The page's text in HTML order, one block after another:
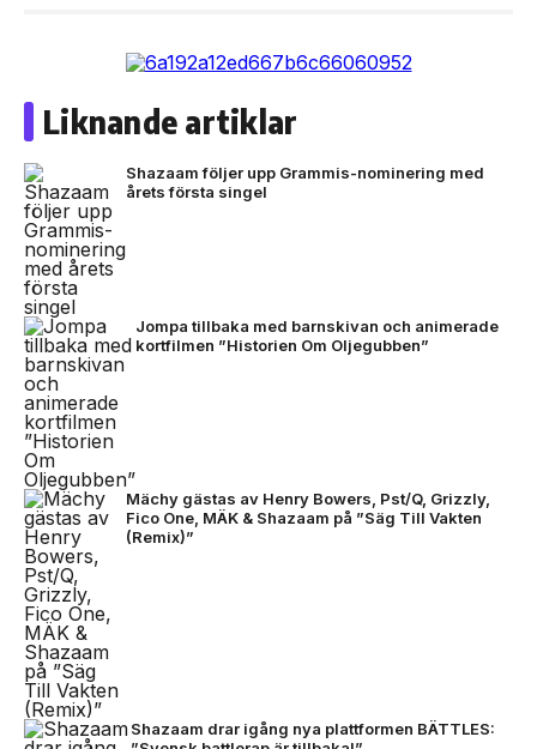
Liknande artiklar
Shazaam följer upp Grammis-nominering med
årets första singel
Jompa tillbaka med barnskivan och animerade
kortfilmen ”Historien Om Oljegubben”
Mächy gästas av Henry Bowers, Pst/Q, Grizzly,
Fico One, MÄK & Shazaam på ”Säg Till Vakten
(Remix)”
Shazaam drar igång nya plattformen BÄTTLES: